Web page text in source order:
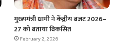
मुख्यमंत्री धामी ने केंद्रीय बजट 2026–
27 को बताया विकसित
February 2, 2026